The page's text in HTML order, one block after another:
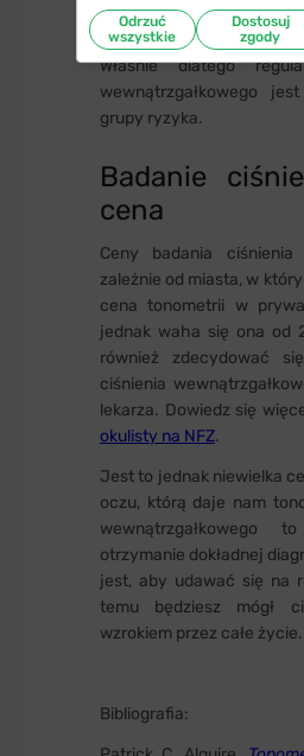
objawy jaskry są
do poważnego
Właśnie dlatego
wewnątrzgałkowego
grupy ryzyka.
Badanie
cena
Ceny badania
zależnie od miasta, w
cena tonometrii w
jednak waha się ona od
również zdecydować
ciśnienia
lekarza. Dowiedz się
okulisty na NFZ.
Jest to jednak niewielka
oczu, którą daje nam
otrzymanie dokładnej
jest, aby udawać się na
temu będziesz mógł
wzrokiem przez całe życie.
Bibliografia:
Odrzuć
wszystkie
Dostosuj
zgody